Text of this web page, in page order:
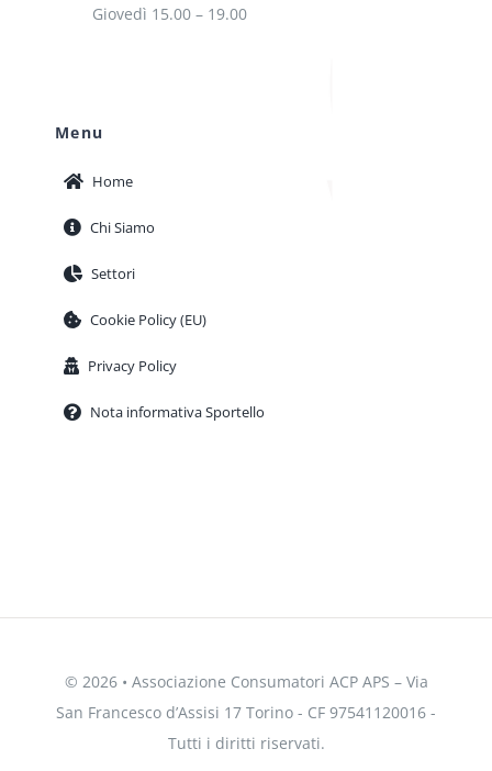
Giovedì 15.00 – 19.00
Menu
Home
Chi Siamo
Settori
Cookie Policy (EU)
Privacy Policy
Nota informativa Sportello
© 2026 • Associazione Consumatori ACP APS – Via
San Francesco d’Assisi 17 Torino - CF 97541120016 -
Tutti i diritti riservati.